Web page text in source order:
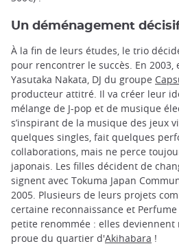
Un déménagement
À la fin de leurs études, le trio
pour rencontrer le succès. En
Yasutaka Nakata, DJ du groupe
producteur attitré. Il va créer leur
mélange de J-pop et de musique
s’inspirant de la musique des jeux
quelques singles, fait quelques
collaborations, mais ne perce
japonais. Les filles décident de
signent avec Tokuma Japan
2005. Plusieurs de leurs projets
certaine reconnaissance et
petite renommée : elles
proue du quartier d'Akihabara !